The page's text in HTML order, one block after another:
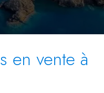
en vente à